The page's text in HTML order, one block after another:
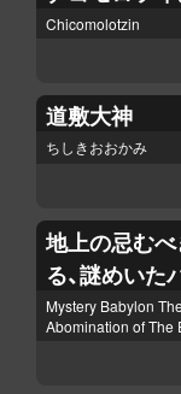
Chicomolotzin
道敷大神
ちしきおおかみ
地上の忌む
る、謎めいた
Mystery Babylon
Abomination of The